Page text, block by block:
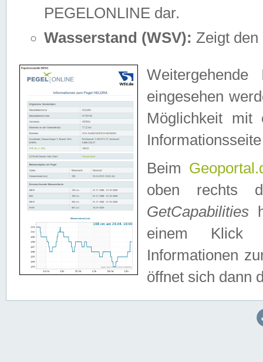
PEGELONLINE dar.
Wasserstand (WSV): Zeigt den
eingesehen
Möglichkeit mit
Beim
oben rechts
GetCapabilities
einem Klick
Informationen
öffnet sich dann